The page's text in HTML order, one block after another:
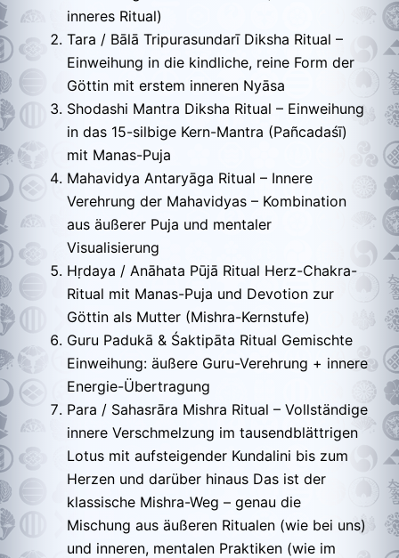
inneres Ritual)
Tara / Bālā Tripurasundarī Diksha Ritual –
Einweihung in die kindliche, reine Form der
Göttin mit erstem inneren Nyāsa
Shodashi Mantra Diksha Ritual – Einweihung
in das 15-silbige Kern-Mantra (Pañcadaśī)
mit Manas-Puja
Mahavidya Antaryāga Ritual – Innere
Verehrung der Mahavidyas – Kombination
aus äußerer Puja und mentaler
Visualisierung
Hṛdaya / Anāhata Pūjā Ritual Herz-Chakra-
Ritual mit Manas-Puja und Devotion zur
Göttin als Mutter (Mishra-Kernstufe)
Guru Padukā & Śaktipāta Ritual Gemischte
Einweihung: äußere Guru-Verehrung + innere
Energie-Übertragung
Para / Sahasrāra Mishra Ritual – Vollständige
innere Verschmelzung im tausendblättrigen
Lotus mit aufsteigender Kundalini bis zum
Herzen und darüber hinaus Das ist der
klassische Mishra-Weg – genau die
Mischung aus äußeren Ritualen (wie bei uns)
und inneren, mentalen Praktiken (wie im